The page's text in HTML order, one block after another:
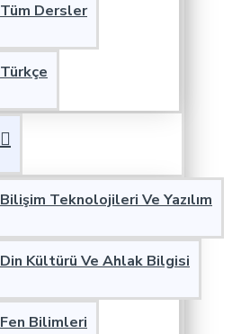
Tüm Dersler
Türkçe
Bilişim Teknolojileri Ve Yazılım
Din Kültürü Ve Ahlak Bilgisi
Fen Bilimleri